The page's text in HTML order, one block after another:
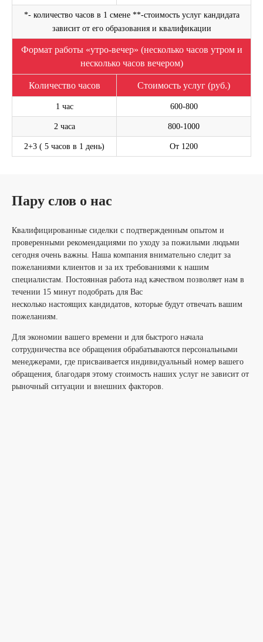
*- количество часов в 1 смене **-стоимость услуг кандидата
зависит от его образования и квалификации
Формат работы «утро-вечер» (несколько часов утром и
несколько часов вечером)
Количество часов Стоимость услуг (руб.)
1 час 600-800
2 часа 800-1000
2+3 ( 5 часов в 1 день) От 1200
Пару слов о нас
Квалифицированные сиделки с подтвержденным опытом и
проверенными рекомендациями по уходу за пожилыми людьми
сегодня очень важны. Наша компания внимательно следит за
пожеланиями клиентов и за их требованиями к нашим
специалистам. Постоянная работа над качеством позволяет нам в
течении 15 минут подобрать для Вас
несколько настоящих кандидатов, которые будут отвечать вашим
пожеланиям.
Для экономии вашего времени и для быстрого начала
сотрудничества все обращения обрабатываются персональными
менеджерами, где присваивается индивидуальный номер вашего
обращения, благодаря этому стоимость наших услуг не зависит от
рыночный ситуации и внешних факторов.
Оставьте свой номер телефона. Наш менеджер
свяжется с Вами и проконсультирует по услуге
Написать на WhatsApp
Я согласен(а) с
Политикой в отношении обработки персональных